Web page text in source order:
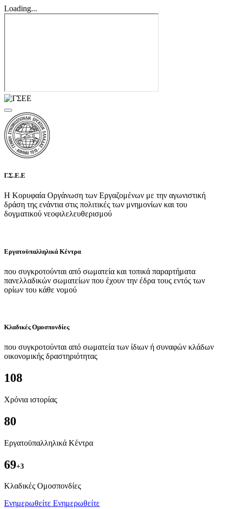
Loading...
Γ.Σ.Ε.Ε
Η Κορυφαία Οργάνωση των Εργαζομένων με την αγωνιστική
δράση της ενάντια στις πολιτικές των μνημονίων και του
δογματικού νεοφιλελευθερισμού
Εργατοϋπαλληλικά Κέντρα
που συγκροτούνται από σωματεία και τοπικά παραρτήματα
πανελλαδικών σωματείων που έχουν την έδρα τους εντός των
ορίων του κάθε νομού
Κλαδικές Ομοσπονδίες
που συγκροτούνται από σωματεία των ίδιων ή συναφών κλάδων
οικονομικής δραστηριότητας
108
Χρόνια ιστορίας
80
Εργατοϋπαλληλικά Κέντρα
69+3
Kλαδικές Ομοσπονδίες
Ενημερωθείτε Ενημερωθείτε